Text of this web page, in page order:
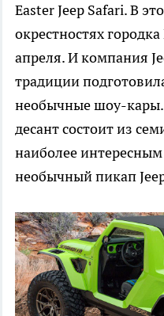
Easter Jeep Safari. В
окрестностях
апреля. И компания
традиции
необычные шоу-
десант состоит из
наиболее
необычный пикап